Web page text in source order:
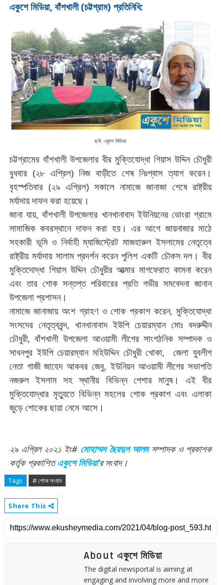
একুশে মিডিয়া, বাঁশখালী (চট্টগ্রাম) প্রতিনিধি:
ছবি: একুশে মিডিয়া
চট্টগ্রামের বাঁশখালী উপজেলার বীর মুক্তিযোদ্ধা গিয়াস উদ্দিন চৌধুরী
বুধবার (২৮ এপ্রিল) নিজ বাড়ীতে শেষ নিঃশ্বাস ত্যাগ করেন।
বৃহস্পতিবার (২৯ এপ্রিল) সকালে নামাজে জানাজা শেষে রাষ্ট্রীয়
মর্যাদায় দাফন করা হয়েছে।
জানা যায়, বাঁশখালী উপজেলার খানখানাবাদ ইউনিয়নের ডোংরা গ্রামে
সামাজিক কবরস্থানে দাফন করা হয়। এর আগে জায়নাজার মাঠে
সহকারী ভূমি ও নির্বাহী ম্যাজিস্ট্রেট মাজহারুল ইসলামের নেতৃত্বে
রাষ্ট্রীয় মর্যাদায় সালাম প্রদর্শন করেন পুলিশ একটি চৌকস দল । বীর
মুক্তিদোদ্ধা গিয়াস উদ্দিন চৌধুরীর আত্মার মাগফেরাত কামনা করেন
এবং তার শোক সন্তপ্ত পরিবারের প্রতি গভীর সমবেদনা জানান
উপজেলা প্রশাসন।
নামাজে জানাজায় অংশ গ্রাহণ ও শোক প্রকাশ করেন, মুক্তিযোদ্ধা
সংসদের নেতৃত্ববৃন্দ, খানখানাবাদ ইউপি চেয়ারম্যান মোঃ বদরুদ্দীন
চৌধুরী,বাঁশখালী উপজেলা আওয়ামী লীগের সাংগঠনিক সম্পাদক ও
সাধনপুর ইউপি চেয়ারম্যান মহিউদ্দিন চৌধুরী খোকা, জেলা যুবলীগ
নেতা গাজী জাহেদ আকবর জেবু,ইউনিয়ন আওয়ামী লীগের সভাপতি
নজরুল ইসলাম সহ স্থানীয় বিভিন্ন পেশার মানুষ। এই বীর
মুক্তিযোদ্ধার মৃত্যুতে বিভিন্ন মহলের শোক প্রকাশ এবং এলাকা
জুড়ে শোকের ছায়া নেমে আসে।
২৯ এপ্রিল ২০২১ ইং# মোহাম্মদ ছৈয়দুল আলম সম্পাদক ও প্রকাশক
কর্তৃক প্রকাশিত একুশে মিডিয়া’র সংবাদ।
Tags # শোক সংবাদ
Share This
About একুশে মিডিয়া
The digital newsportal is aiming at
engaging and involving more and more